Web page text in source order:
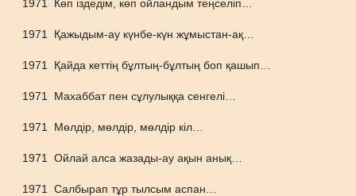
1971 Көп іздедім, көп ойландым теңселіп…
1971 Қажыдым-ау күнбе-күн жұмыстан-ақ…
1971 Қайда кеттің бұлтың-бұлтың боп қашып…
1971 Махаббат пен сұлулыққа сенгелі…
1971 Мөлдір, мөлдір, мөлдір кіл…
1971 Ойлай алса жазады-ау ақын анық…
1971 Салбырап тұр тылсым аспан…